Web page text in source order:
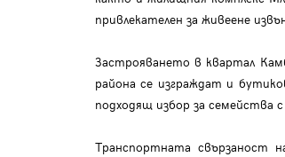
привлекателен за живеене
Застрояването в квартал
района се изграждат и
подходящ избор за семейства
Транспортната свързаност